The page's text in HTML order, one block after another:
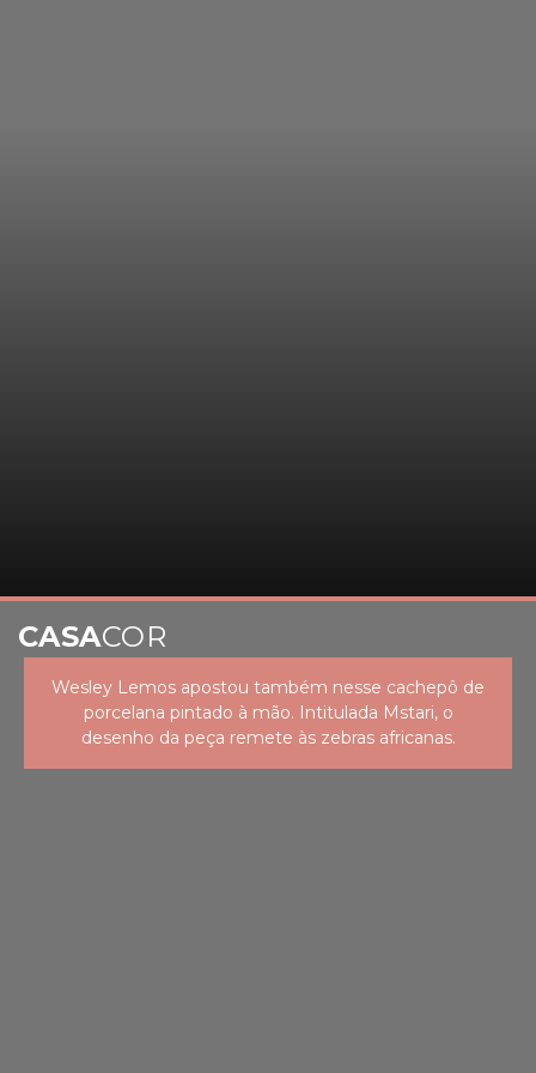
Wesley Lemos apostou também nesse cachepô de
porcelana pintado à mão. Intitulada Mstari, o
desenho da peça remete às zebras africanas.
CASACOR